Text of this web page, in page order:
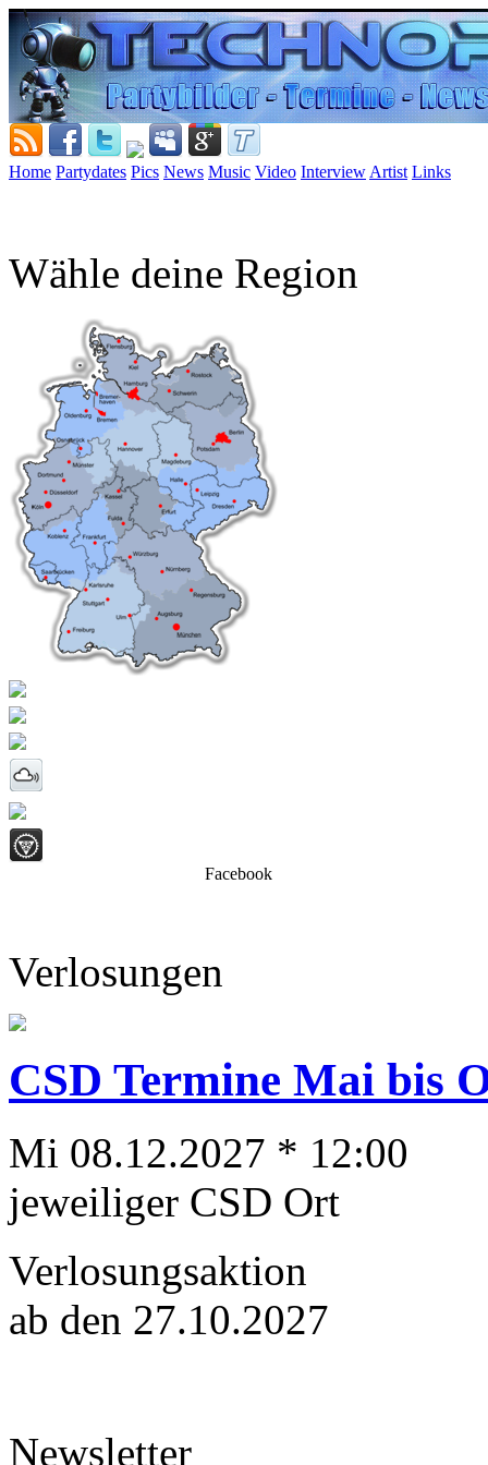
Home Partydates Pics News Music Video Interview Artist Links
Wähle deine Region
Facebook
Verlosungen
CSD Termine Mai bis
Mi 08.12.2027 * 12:00
jeweiliger CSD Ort
Verlosungsaktion
ab den 27.10.2027
Newsletter